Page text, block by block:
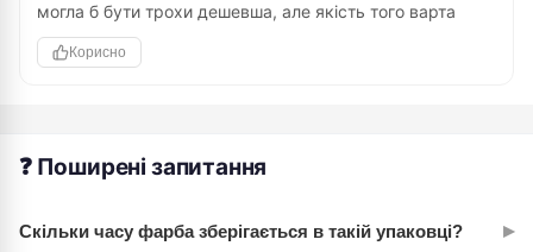
могла б бути трохи дешевша, але якість того варта
Корисно
❓ Поширені запитання
Скільки часу фарба зберігається в такій упаковці? ▸